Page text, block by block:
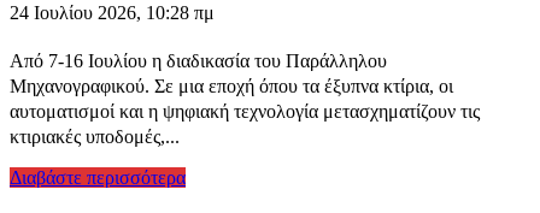
24 Ιουλίου 2026, 10:28 πμ
Από 7-16 Ιουλίου η διαδικασία του Παράλληλου
Μηχανογραφικού. Σε μια εποχή όπου τα έξυπνα κτίρια, οι
αυτοματισμοί και η ψηφιακή τεχνολογία μετασχηματίζουν τις
κτιριακές υποδομές,...
Διαβάστε περισσότερα